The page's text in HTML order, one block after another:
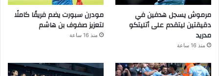
مرموش يسجل هدفين في
دقيقتين ليتقدم على أتليتكو
مدريد
منذ 16 ساعة
مودرن سبورت يضم فريقًا كاملًا
لتعزيز صفوف بن هاشم
منذ 16 ساعة